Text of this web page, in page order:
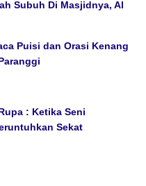
Subuh Di Masjidnya, Al
Puisi dan Orasi Kenang
: Ketika Seni
Sekat